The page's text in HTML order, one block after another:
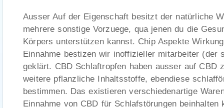
Ausser Auf der Eigenschaft besitzt der natürliche
mehrere sonstige Vorzuege, qua jenen du die
Körpers unterstützen kannst. Chip Aspekte
Einnahme bestizen wir inoffizieller mitarbeiter (der
geklärt. CBD Schlaftropfen haben ausser auf CBD
weitere pflanzliche Inhaltsstoffe, ebendiese
bestimmen. Das existieren verschiedenartige
Einnahme von CBD für Schlafstörungen beinhalten